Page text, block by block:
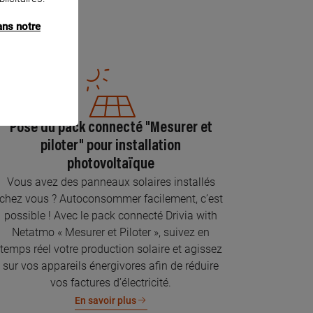
Pose du pack connecté "Mesurer et
piloter" pour installation
photovoltaïque
Vous avez des panneaux solaires installés
chez vous ? Autoconsommer facilement, c’est
possible ! Avec le pack connecté Drivia with
Netatmo « Mesurer et Piloter », suivez en
temps réel votre production solaire et agissez
sur vos appareils énergivores afin de réduire
vos factures d’électricité.
En savoir plus
notre